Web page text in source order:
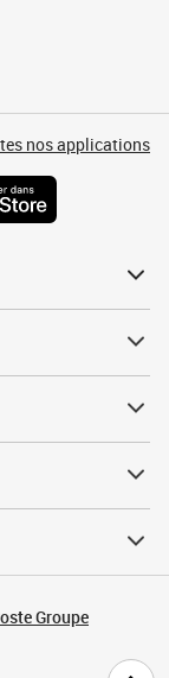
nos applications
Groupe